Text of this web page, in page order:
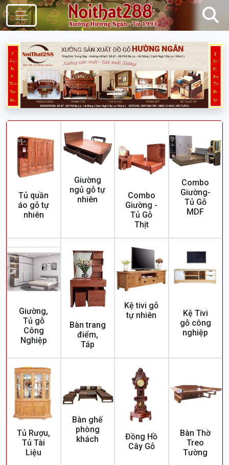
Điều Hướng
Trước Sau
Tủ quần
áo gỗ tự
nhiên
Giường
ngủ gỗ tự
nhiên
Combo
Giường -
Tủ Gỗ
Thịt
Combo
Giường-
Tủ Gỗ
MDF
Giường,
Tủ gỗ
Công
Nghiệp
Bàn trang
điểm,
Táp
Kệ tivi gỗ
tự nhiên
Kệ Tivi
gỗ công
nghiệp
Tủ Rượu,
Tủ Tài
Liệu
Bàn ghế
phòng
khách
Đồng Hồ
Cây Gỗ
Bàn Thờ
Treo
Tường